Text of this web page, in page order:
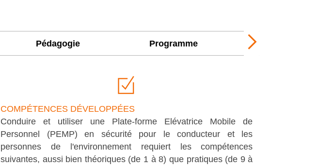
Pédagogie Programme
COMPÉTENCES DÉVELOPPÉES
Conduire et utiliser une Plate-forme Elévatrice Mobile de
Personnel (PEMP) en sécurité pour le conducteur et les
personnes de l'environnement requiert les compétences
suivantes, aussi bien théoriques (de 1 à 8) que pratiques (de 9 à